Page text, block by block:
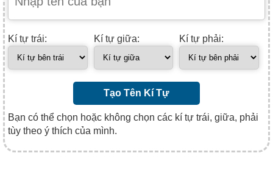
Kí tự trái: Kí tự giữa: Kí tự phải:
Tạo Tên Kí Tự
Bạn có thể chọn hoặc không chọn các kí tự trái, giữa, phải
tùy theo ý thích của mình.